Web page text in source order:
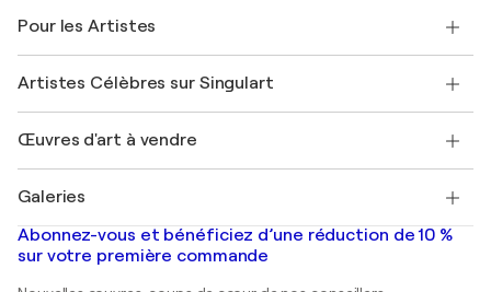
Offrir une carte cadeau
Rejoignez notre programme commercial
Mon compte
+33 1 76 44 06 42
FAQ
Magazine Singulart
Emplois
Découvrez une sélection d'art original
Pour les Artistes
Se connecter en tant qu'Artiste
Artistes Célèbres sur Singulart
Marc Chagall
Banksy
Mr. Brainwash
Shepard Fairey
Œuvres d'art à vendre
Tableaux abstraits à vendre
Peintures de paysage
Estampes
Galeries
Galeries d'art en France
Galeries d'art en Belgique
Abonnez-vous et bénéficiez d’une réduction de 10 %
sur votre première commande